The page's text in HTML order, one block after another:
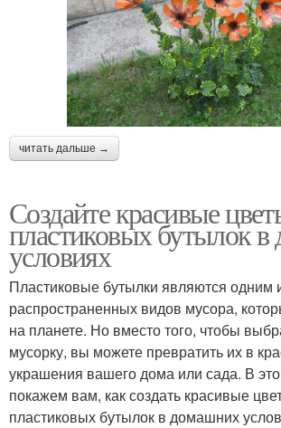
читать дальше →
Создайте красивые
пластиковых бутылок
условиях
Пластиковые бутылки являются одним
распространенных видов мусора,
на планете. Но вместо того, чтобы
мусорку, вы можете превратить их в
украшения вашего дома или сада. В
покажем вам, как создать красивые
пластиковых бутылок в домашних